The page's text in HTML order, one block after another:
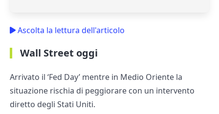
Ascolta la lettura dell'articolo
Wall Street oggi
Arrivato il ‘Fed Day’ mentre in Medio Oriente la
situazione rischia di peggiorare con un intervento
diretto degli Stati Uniti.